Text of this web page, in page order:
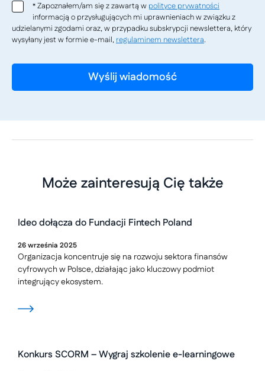
*Zapoznałem/am się z zawartą w polityce prywatności
informacją o przysługujących mi uprawnieniach w związku z
udzielanymi zgodami oraz, w przypadku subskrypcji newslettera, który
wysyłany jest w formie e-mail, regulaminem newslettera.
Może zainteresują Cię także
Ideo dołącza do Fundacji Fintech Poland
26września 2025
Organizacja koncentruje się na rozwoju sektora finansów
cyfrowych w Polsce, działając jako kluczowy podmiot
integrujący ekosystem.
Konkurs SCORM – Wygraj szkolenie e-learningowe